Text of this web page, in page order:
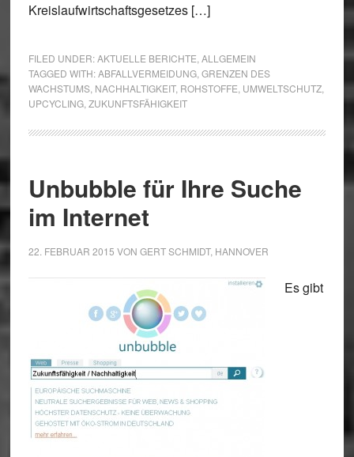
Kreislaufwirtschaftsgesetzes […]
FILED UNDER:AKTUELLE BERICHTE ALLGEMEIN
TAGGED WITH:ABFALLVERMEIDUNG, GRENZEN DES
WACHSTUMS, NACHHALTIGKEIT, ROHSTOFFE UMWELTSCHUTZ,
UPCYCLING, ZUKUNFTSFÄHIGKEIT
Unbubble für Ihre Suche
im Internet
22. FEBRUAR 2015 VON GERT SCHMIDT, HANNOVER
Es gibt